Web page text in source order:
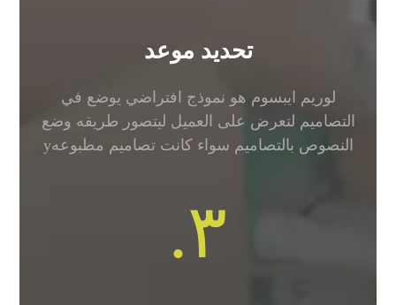
تحديد موعد
لوريم ايبسوم هو نموذج افتراضي يوضع في
التصاميم لتعرض على العميل ليتصور طريقه وضع
النصوص بالتصاميم سواء كانت تصاميم مطبوعهy
٣.